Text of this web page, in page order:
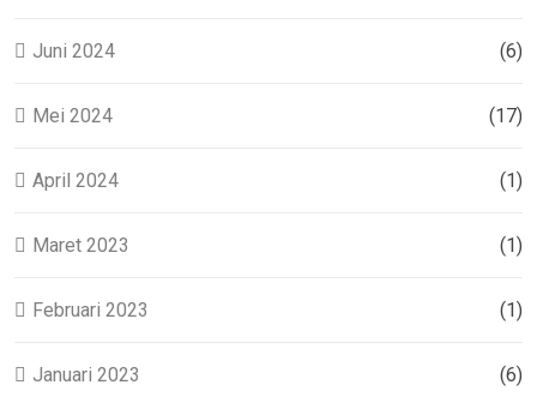
Juni 2024 (6)
Mei 2024 (17)
April 2024 (1)
Maret 2023 (1)
Februari 2023 (1)
Januari 2023 (6)